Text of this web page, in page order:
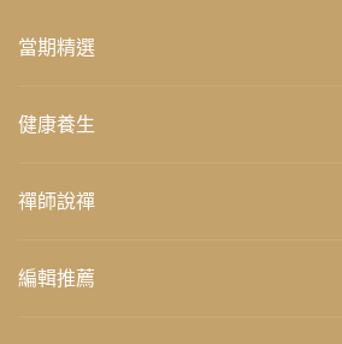
當期精選
健康養生
禪師說禪
編輯推薦